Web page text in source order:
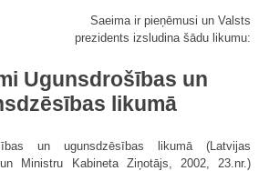
Saeima ir pieņēmusi un Valsts
prezidents izsludina šādu likumu:
Ugunsdrošības un
likumā
un ugunsdzēsības likumā (Latvijas
Ministru Kabineta Ziņotājs, 2002, 23.nr.)